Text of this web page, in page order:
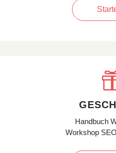
Handbuch
Workshop